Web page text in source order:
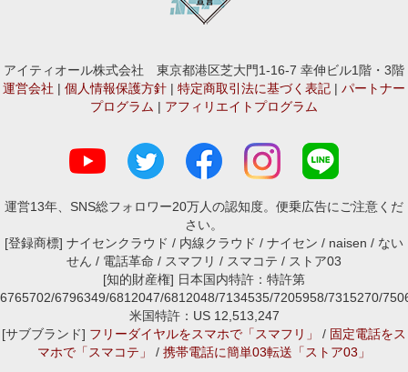
アイティオール株式会社 東京都港区芝大門1-16-7 幸伸ビル1階・3階
運営会社 | 個人情報保護方針 | 特定商取引法に基づく表記 | パートナー
プログラム | アフィリエイトプログラム
運営13年、SNS総フォロワー20万人の認知度。便乗広告にご注意くだ
さい。
[登録商標] ナイセンクラウド / 内線クラウド / ナイセン / naisen / ない
せん / 電話革命 / スマフリ / スマコテ / ストア03
[知的財産権] 日本国内特許：特許第
6765702/6796349/6812047/6812048/7134535/7205958/7315270/
米国特許：US 12,513,247
[サブブランド] フリーダイヤルをスマホで「スマフリ」 / 固定電話をス
マホで「スマコテ」
/ 携帯電話に簡単03転送「ストア03」